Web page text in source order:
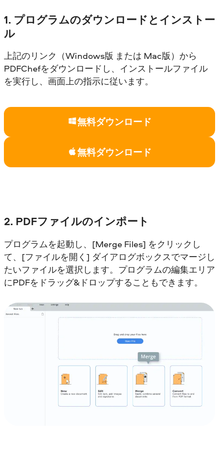
1. プログラムのダウンロードとインストー
ル
上記のリンク（Windows版 または Mac版）から
PDFChefをダウンロードし、インストールファイル
を実行し、画面上の指示に従います。
無料ダウンロード
無料ダウンロード
2. PDFファイルのインポート
プログラムを起動し、[Merge Files] をクリックし
て、[ファイルを開く] ダイアログボックスでマージし
たいファイルを選択します。プログラムの編集エリア
にPDFをドラッグ&ドロップすることもできます。